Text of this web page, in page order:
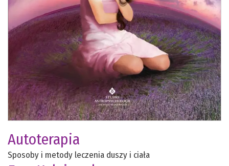
Autoterapia
Sposoby i metody leczenia duszy i ciała